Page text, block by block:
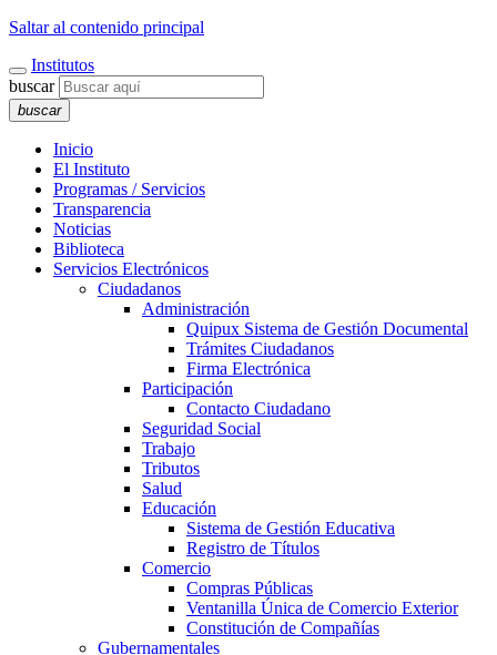
Saltar al contenido principal
Institutos
buscar
buscar
Inicio
El Instituto
Programas / Servicios
Transparencia
Noticias
Biblioteca
Servicios Electrónicos
Ciudadanos
Administración
Quipux Sistema de Gestión Documental
Trámites Ciudadanos
Firma Electrónica
Participación
Contacto Ciudadano
Seguridad Social
Trabajo
Tributos
Salud
Educación
Sistema de Gestión Educativa
Registro de Títulos
Comercio
Compras Públicas
Ventanilla Única de Comercio Exterior
Constitución de Compañías
Gubernamentales